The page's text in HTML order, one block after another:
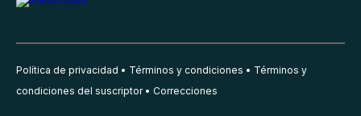
Política de privacidad Términos y condiciones
Términos y
condiciones del suscriptor
Correcciones